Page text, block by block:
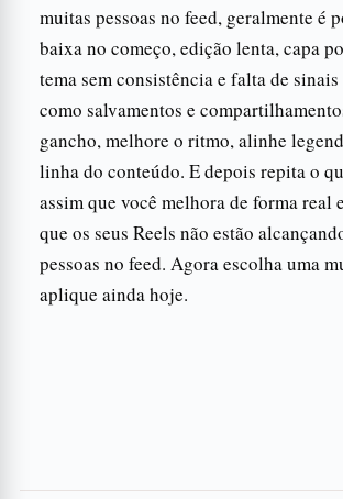
muitas pessoas no feed, geralmente é
baixa no começo, edição lenta, capa
tema sem consistência e falta de
como salvamentos e
gancho, melhore o ritmo, alinhe
linha do conteúdo. E depois repita o
assim que você melhora de forma real
que os seus Reels não estão
pessoas no feed. Agora escolha uma
aplique ainda hoje.